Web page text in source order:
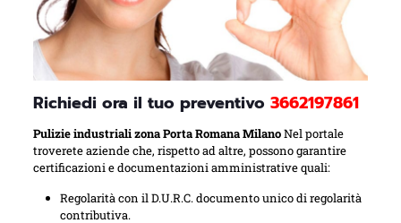
Richiedi ora il tuo preventivo 3662197861
Pulizie industriali zona Porta Romana MilanoNel portale
troverete aziende che, rispetto ad altre, possono garantire
certificazioni e documentazioni amministrative quali:
Regolarità con il D.U.R.C. documento unico di regolarità
contributiva.